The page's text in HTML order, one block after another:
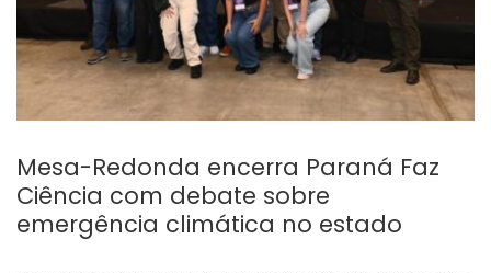
Mesa-Redonda encerra Paraná Faz
Ciência com debate sobre
emergência climática no estado